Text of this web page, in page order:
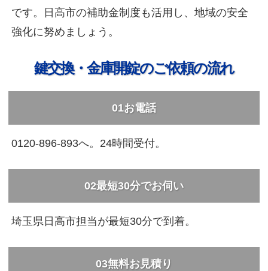
です。日高市の補助金制度も活用し、地域の安全
強化に努めましょう。
鍵交換・金庫開錠のご依頼の流れ
01お電話
0120-896-893へ。24時間受付。
02最短30分でお伺い
埼玉県日高市担当が最短30分で到着。
03無料お見積り